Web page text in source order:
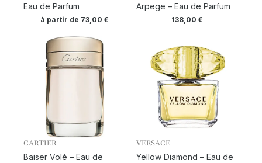
Eau de Parfum
à partir de 73,00€
Arpege – Eau de Parfum
138,00€
CARTIER
Baiser Volé – Eau de
VERSACE
Yellow Diamond – Eau de